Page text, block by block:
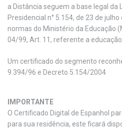
a Distância seguem a base legal da
Presidencial n° 5.154, de 23 de julho
normas do Ministério da Educação
04/99, Art. 11, referente a
Um certificado do segmento
9.394/96 e Decreto 5.154/2004
IMPORTANTE
O Certificado Digital de Espanhol
para sua residência, este ficará